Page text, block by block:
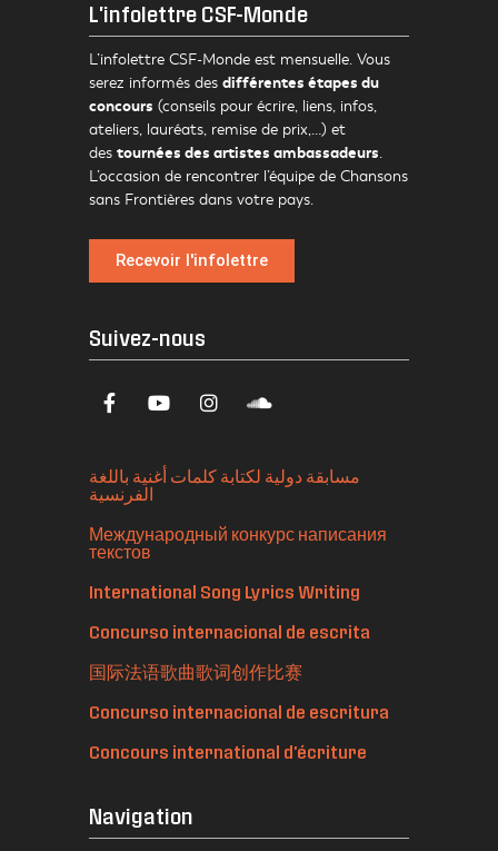
L'infolettre CSF-Monde
L’infolettre CSF-Monde est mensuelle. Vous
serez informés des différentes étapes du
concours (conseils pour écrire, liens, infos,
ateliers, lauréats, remise de prix,…) et
des tournées des artistes ambassadeurs.
L’occasion de rencontrer l’équipe de Chansons
sans Frontières dans votre pays.
Recevoir l'infolettre
Suivez-nous
مسابقة دولية لكتابة كلمات أغنية باللغة
الفرنسية
Международный конкурс написания
текстов
International Song Lyrics Writing
Concurso internacional de escrita
国际法语歌曲歌词创作比赛
Concurso internacional de escritura
Concours international d'écriture
Navigation